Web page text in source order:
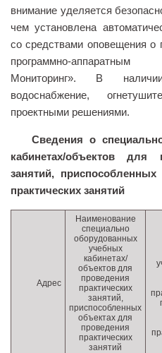
внимание уделяется
чем установлена
со средствами оповещения о
программно-
Мониторинг». В
водоснабжение,
проектными решениями.
Сведения о
кабинетах/объектов для
занятий,
практических занятий
Адрес
Наименование
специально
оборудованных
учебных
кабинетах/
объектов для
проведения
практических
занятий,
приспособленных
объектах для
проведения
практических
занятий